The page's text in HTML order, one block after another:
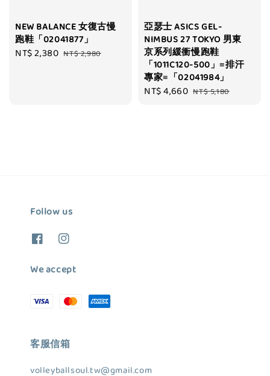
NEW BALANCE 女復古慢
跑鞋「02041877」
Sale
NT$ 2,380 Regular
NT$ 2,980
亞瑟士 ASICS GEL-
NIMBUS 27 TOKYO 男東
京系列緩衝慢跑鞋
「1011C120-500」≡排汗
專家≡「02041984」
Sale
NT$ 4,660 Regular
NT$ 5,180
Follow us
We accept
客服信箱
volleyballsoul.tw@gmail.com